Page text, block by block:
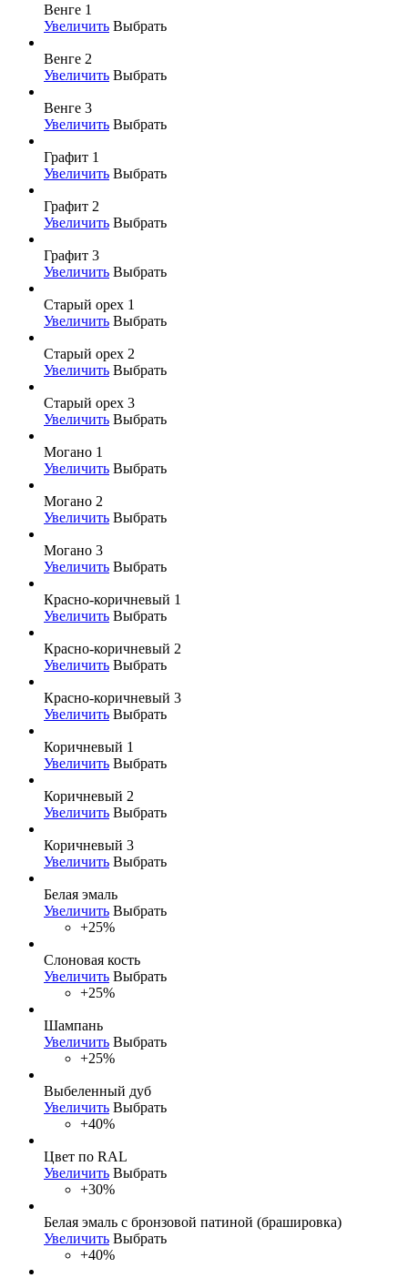
Венге 1
Увеличить Выбрать
Венге 2
Увеличить Выбрать
Венге 3
Увеличить Выбрать
Графит 1
Увеличить Выбрать
Графит 2
Увеличить Выбрать
Графит 3
Увеличить Выбрать
Старый орех 1
Увеличить Выбрать
Старый орех 2
Увеличить Выбрать
Старый орех 3
Увеличить Выбрать
Могано 1
Увеличить Выбрать
Могано 2
Увеличить Выбрать
Могано 3
Увеличить Выбрать
Красно-коричневый 1
Увеличить Выбрать
Красно-коричневый 2
Увеличить Выбрать
Красно-коричневый 3
Увеличить Выбрать
Коричневый 1
Увеличить Выбрать
Коричневый 2
Увеличить Выбрать
Коричневый 3
Увеличить Выбрать
Белая эмаль
Увеличить Выбрать
+25%
Слоновая кость
Увеличить Выбрать
+25%
Шампань
Увеличить Выбрать
+25%
Выбеленный дуб
Увеличить Выбрать
+40%
Цвет по RAL
Увеличить Выбрать
+30%
Белая эмаль с бронзовой патиной (брашировка)
Увеличить Выбрать
+40%